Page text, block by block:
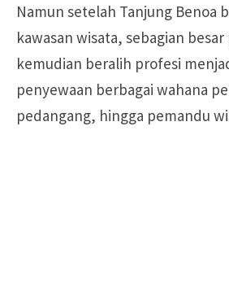
Namun setelah Tanjung Benoa
kawasan wisata, sebagian
kemudian beralih profesi
penyewaan berbagai wahana
pedangang, hingga pemandu